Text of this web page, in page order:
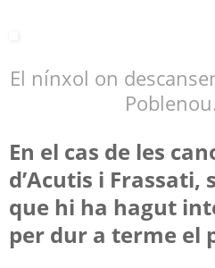
El nínxol on
En el cas de les
d’Acutis i Frassati,
que hi ha hagut
per dur a terme el